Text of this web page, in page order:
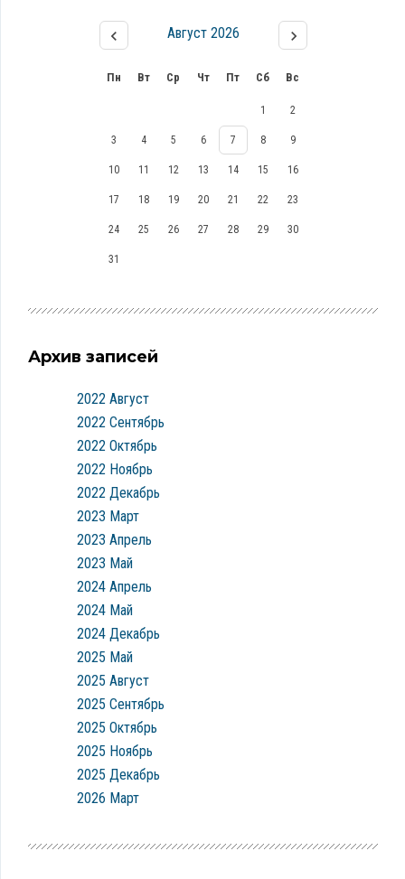
Август 2026
Пн Вт Ср Чт Пт Сб Вс
1 2
3 4 5 6 7 8 9
10 11 12 13 14 15 16
17 18 19 20 21 22 23
24 25 26 27 28 29 30
31
Архив записей
2022 Август
2022 Сентябрь
2022 Октябрь
2022 Ноябрь
2022 Декабрь
2023 Март
2023 Апрель
2023 Май
2024 Апрель
2024 Май
2024 Декабрь
2025 Май
2025 Август
2025 Сентябрь
2025 Октябрь
2025 Ноябрь
2025 Декабрь
2026 Март